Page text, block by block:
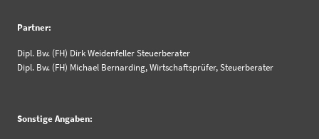
Partner:
Dipl. Bw. (FH) Dirk Weidenfeller Steuerberater
Dipl. Bw. (FH) Michael Bernarding, Wirtschaftsprüfer, Steuerberater
Sonstige Angaben: